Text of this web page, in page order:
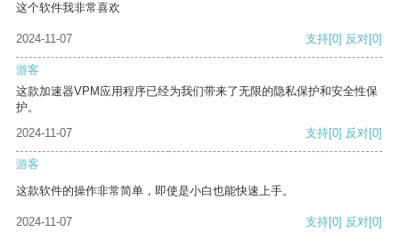
这个软件我非常喜欢
2024-11-07 支持[0] 反对[0]
游客
这款加速器VPM应用程序已经为我们带来了无限的隐私保护和安全性保
护。
2024-11-07
支持[0] 反对[0]
游客
这款软件的操作非常简单，即使是小白也能快速上手。
2024-11-07 支持[0] 反对[0]